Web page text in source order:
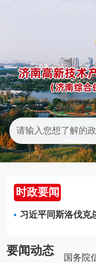
时政要闻
习近平同斯洛伐克
要闻动态
国务院